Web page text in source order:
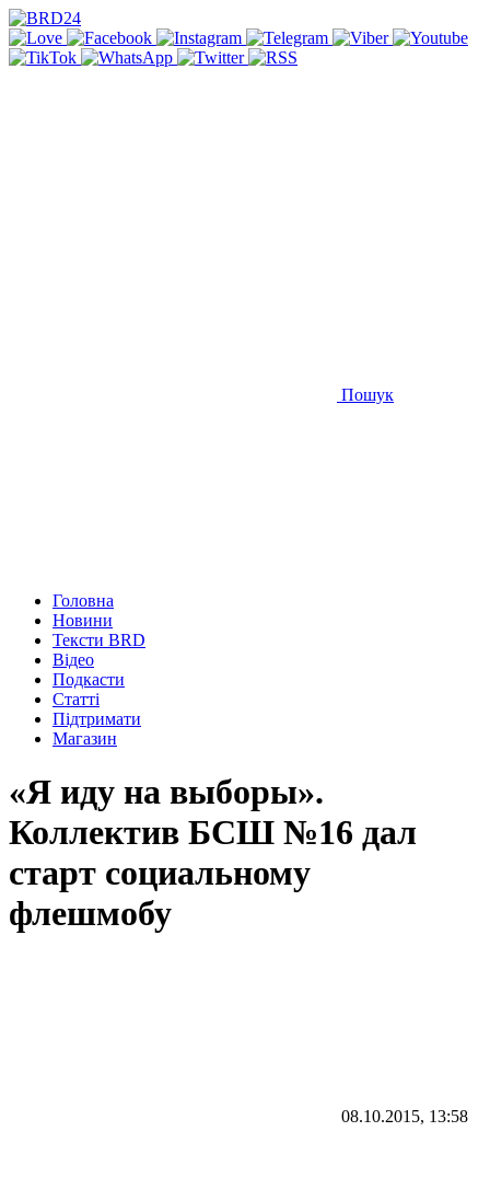
Пошук
Головна
Новини
Тексти BRD
Відео
Подкасти
Статті
Підтримати
Магазин
«Я иду на выборы».
Коллектив БСШ №16 дал
старт социальному
флешмобу
08.10.2015, 13:58